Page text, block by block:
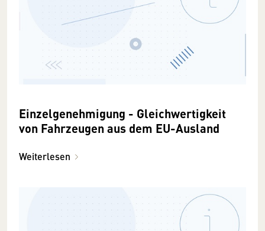
Einzelgenehmigung - Gleichwertigkeit
von Fahrzeugen aus dem EU-Ausland
Weiterlesen